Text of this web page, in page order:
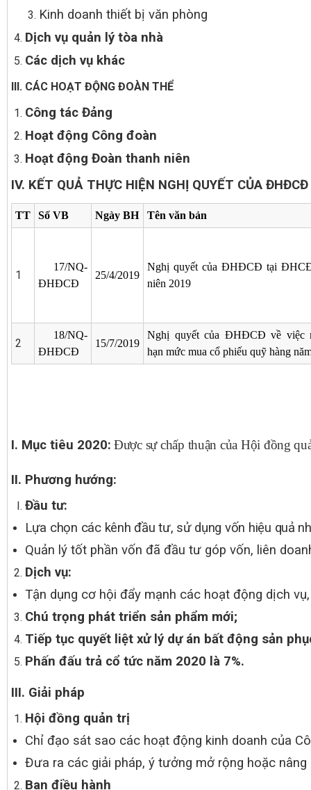
Kinh doanh thiết bị văn phòng
Dịch vụ quản lý tòa nhà
Các dịch vụ khác
III. CÁC HOẠT ĐỘNG ĐOÀN THỂ
Công tác Đảng
Hoạt động Công đoàn
Hoạt động Đoàn thanh niên
IV. KẾT QUẢ THỰC HIỆN NGHỊ QUYẾT CỦA
TT Số VB Ngày BH Tên văn bản
1
17/NQ-
ĐHĐCĐ
25/4/2019
Nghị quyết của ĐHĐCĐ tại
niên 2019
2
18/NQ-
ĐHĐCĐ
15/7/2019
Nghị quyết của ĐHĐCĐ về việc
hạn mức mua cổ phiếu quỹ hàng
I. Mục tiêu 2020: Được sự chấp thuận của Hội đồng
II. Phương hướng:
Đầu tư:
Lựa chọn các kênh đầu tư, sử dụng vốn hiệu quả
Quản lý tốt phần vốn đã đầu tư góp vốn, liên
Dịch vụ:
Tận dụng cơ hội đẩy mạnh các hoạt động dịch
Chú trọng phát triển sản phẩm mới;
Tiếp tục quyết liệt xử lý dự án bất động sản
Phấn đấu trả cổ tức năm 2020 là 7%.
III. Giải pháp
Hội đồng quản trị
Chỉ đạo sát sao các hoạt động kinh doanh của
Đưa ra các giải pháp, ý tưởng mở rộng hoặc
Ban điều hành